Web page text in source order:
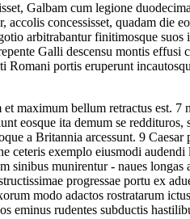
Galbam cum legione
concessisset, quadam die
arbitrabantur finitimosque suos
Galli descensu montis
portis eruperunt
maximum bellum retractus est. 7
eosque ita demum se
a Britannia arcessunt. 9 Caesar
ceteris exemplo eiusmodi audendi
sinibus munirentur - naues
progressae portu ex
modo adactos rostratarum
eminus rudentes subductis